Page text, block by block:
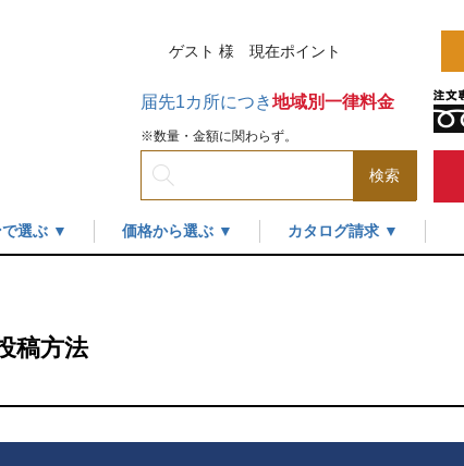
ゲスト 様 現在ポイント
検索
届先1カ所につき地域別一律料金
※数量・金額に関わらず。
で選ぶ ▼ 価格から選ぶ ▼ カタログ請求 ▼
稿方法